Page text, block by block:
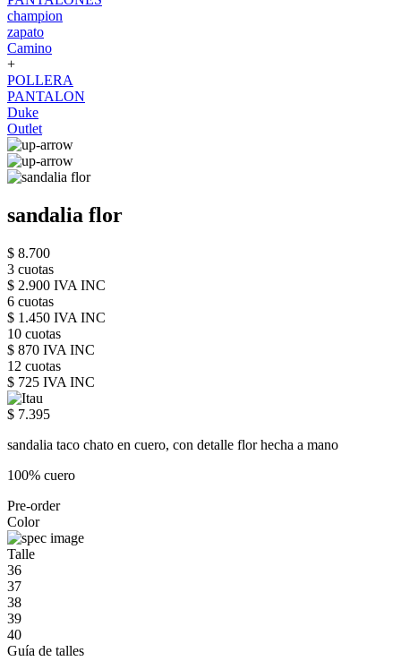
champion
zapato
Camino
+
POLLERA
PANTALON
Duke
Outlet
sandalia flor
$ 8.700
3 cuotas
$ 2.900 IVA INC
6 cuotas
$ 1.450 IVA INC
10 cuotas
$ 870 IVA INC
12 cuotas
$ 725 IVA INC
$ 7.395
sandalia taco chato en cuero, con detalle flor hecha a mano
100% cuero
Pre-order
Color
Talle
36
37
38
39
40
Guía de talles